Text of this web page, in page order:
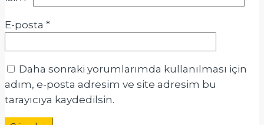
E-posta *
Daha sonraki yorumlarımda kullanılması için
adım, e-posta adresim ve site adresim bu
tarayıcıya kaydedilsin.